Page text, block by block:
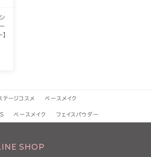
テージコスメ ベースメイク
ベースメイク フェイスパウダー
SHOP